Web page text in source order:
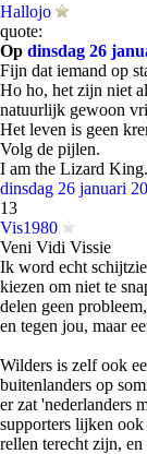
Hallojo
quote:
Op dinsdag 26
Fijn dat iemand op
Ho ho, het zijn niet
natuurlijk gewoon
Het leven is geen
Volg de pijlen.
I am the Lizard
dinsdag 26 januari
13
Vis1980
Veni Vidi Vissie
Ik word echt
kiezen om niet te
delen geen
en tegen jou, maar
Wilders is zelf ook
buitenlanders op
er zat 'nederlanders
supporters lijken
rellen terecht zijn, en